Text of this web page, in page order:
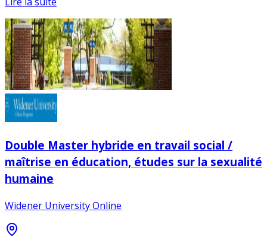
Double Master hybride en travail social /
maîtrise en éducation, études sur la sexualité
humaine
Widener University Online